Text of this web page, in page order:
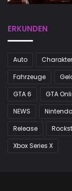
ERKUNDEN
Auto
Fahrzeuge
GTA 6
GTA
NEWS
Nintendo
Release
Xbox Series X